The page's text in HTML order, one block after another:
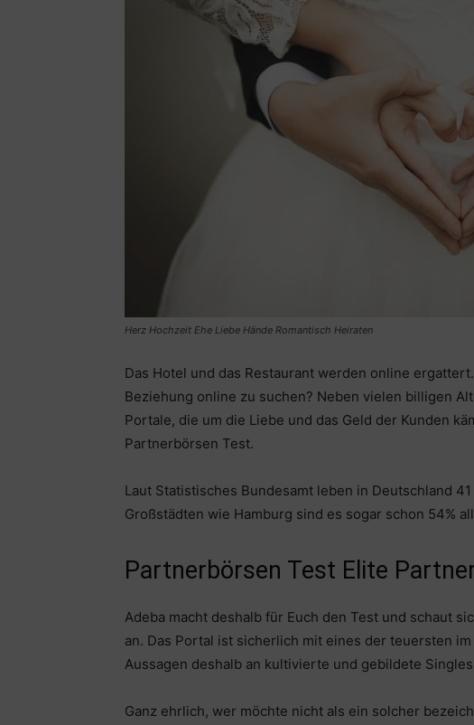
Herz Hochzeit Ehe Liebe Hände Romantisch Heiraten
Das Hotel und das Restaurant werden online
Beziehung online zu suchen? Neben vielen billigen
Portale, die um die Liebe und das Geld der Kunden
Partnerbörsen Test.
Laut Statistisches Bundesamt leben in Deutschland
Großstädten wie Hamburg sind es sogar schon 54%
Partnerbörsen Test Elite
Adeba macht deshalb für Euch den Test und schaut
an. Das Portal ist sicherlich mit eines der teuersten
Aussagen deshalb an kultivierte und gebildete
Ganz ehrlich, wer möchte nicht als ein solcher